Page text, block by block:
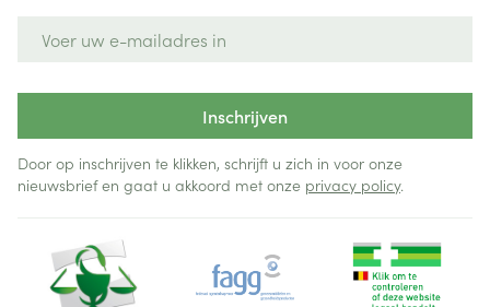
Inschrijven
Door op inschrijven te klikken, schrijft u zich in voor onze
nieuwsbrief en gaat u akkoord met onze privacy policy.